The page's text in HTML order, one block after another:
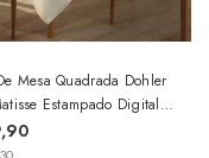
Mesa Quadrada Dohler
Estampado Digital
Natal 8 Lugares 2,00m X